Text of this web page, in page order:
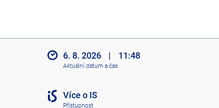
6. 8. 2026 | 11:48
Aktuální datum a čas
Více o IS
Přístupnost